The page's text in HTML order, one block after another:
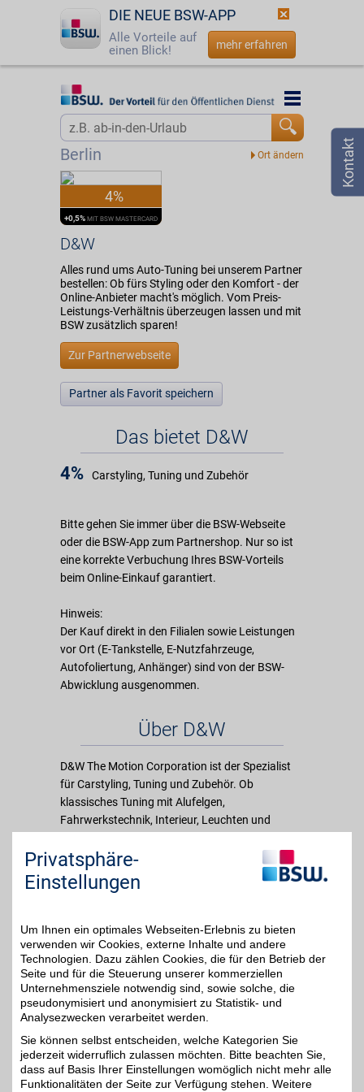
DIE NEUE BSW-APP
Alle Vorteile auf
einen Blick!
mehr erfahren
Startseite
Login
☎ 0800 - 279 25 82
Berlin
Startseite
D&W
4%
+0,5% MIT BSW MASTERCARD
D&W
Alles rund ums Auto-Tuning bei unserem Partner
bestellen: Ob fürs Styling oder den Komfort - der
Online-Anbieter macht's möglich. Vom Preis-
Leistungs-Verhältnis überzeugen lassen und mit
BSW zusätzlich sparen!
Zur Partnerwebseite
Partner als Favorit speichern
Das bietet D&W
4% Carstyling, Tuning und Zubehör
Bitte gehen Sie immer über die BSW-Webseite
oder die BSW-App zum Partnershop. Nur so ist
eine korrekte Verbuchung Ihres BSW-Vorteils
beim Online-Einkauf garantiert.
Hinweis:
Der Kauf direkt in den Filialen sowie Leistungen
vor Ort (E-Tankstelle, E-Nutzfahrzeuge,
Autofoliertung, Anhänger) sind von der BSW-
Abwicklung ausgenommen.
Über D&W
D&W The Motion Corporation ist der Spezialist
für Carstyling, Tuning und Zubehör. Ob
klassisches Tuning mit Alufelgen,
Fahrwerkstechnik, Interieur, Leuchten und
und Komfortzubehör, D&W bietet alles was
Tuner-Herz begehrt! Natürlich macht es nicht
nur die Masse allein, sondern es wird auch
stehen die Produkte renommierter Hersteller und
die Eigenmarke mit dem besonders guten Preis-
Leistungsverhältnis. Seit 1971 bietet D&W
seinen Kunden alles rund ums Auto-Tuning.
Merkmale
Privatsphäre-
Einstellungen
Um Ihnen ein optimales Webseiten-Erlebnis zu bieten
verwenden wir Cookies, externe Inhalte und andere
Technologien. Dazu zählen Cookies, die für den Betrieb der
Seite und für die Steuerung unserer kommerziellen
Unternehmensziele notwendig sind, sowie solche, die
pseudonymisiert und anonymisiert zu Statistik- und
Analysezwecken verarbeitet werden.
Sie können selbst entscheiden, welche Kategorien Sie
jederzeit widerruflich zulassen möchten. Bitte beachten Sie,
dass auf Basis Ihrer Einstellungen womöglich nicht mehr alle
Funktionalitäten der Seite zur Verfügung stehen. Weitere